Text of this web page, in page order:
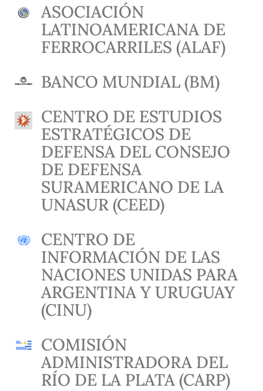
ASOCIACIÓN
LATINOAMERICANA DE
FERROCARRILES (ALAF)
BANCO MUNDIAL (BM)
CENTRO DE ESTUDIOS
ESTRATÉGICOS DE
DEFENSA DEL CONSEJO
DE DEFENSA
SURAMERICANO DE LA
UNASUR (CEED)
CENTRO DE
INFORMACIÓN DE LAS
NACIONES UNIDAS PARA
ARGENTINA Y URUGUAY
(CINU)
COMISIÓN
ADMINISTRADORA DEL
RÍO DE LA PLATA (CARP)